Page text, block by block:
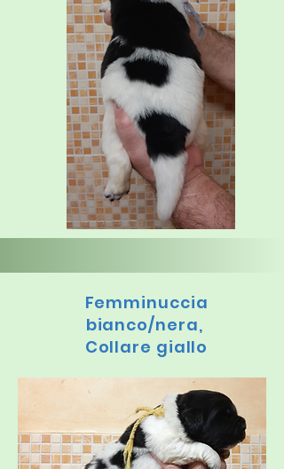
Femminuccia
bianco/nera,
Collare giallo